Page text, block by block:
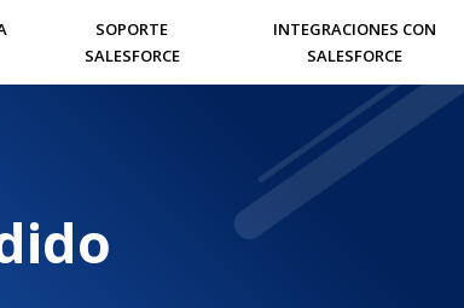
SOPORTE
SALESFORCE
INTEGRACIONES CON
SALESFORCE